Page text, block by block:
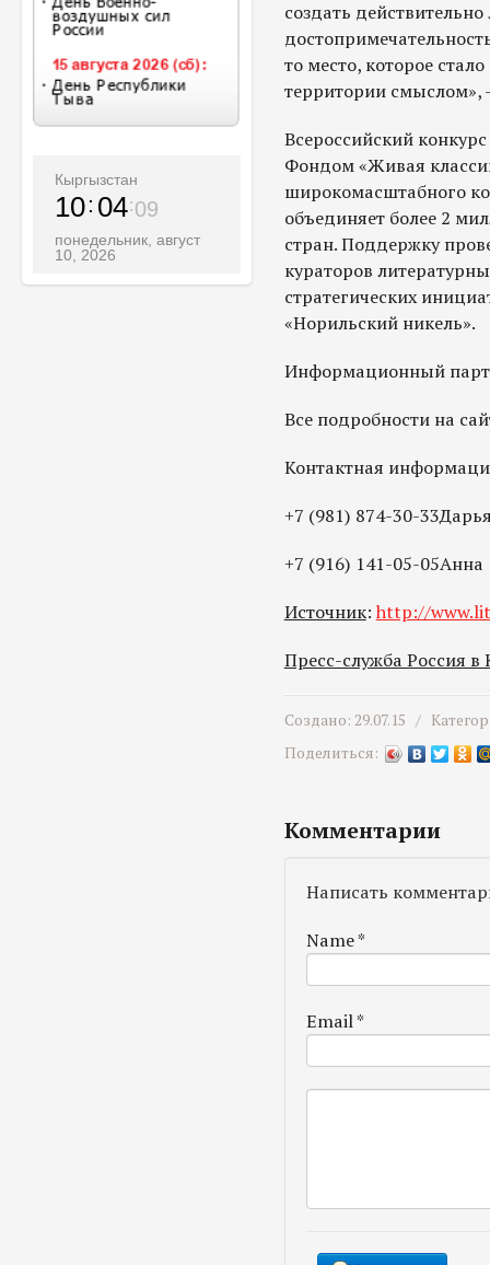
Кыргызстан
10 04 11
понедельник, август
10, 2026
создать
то место, которое
территории
Всероссийский
Фондом «Живая
широкомасштабного
объединяет более 2
стран. Поддержку
кураторов
стратегических
«Норильский никель».
Информационный
Все подробности на
Контактная
+7 (981) 874-30-
+7 (916) 141-05-05Анна
Источник: http://
Пресс-служба Россия в
Создано: 29.07.15 /
Поделиться:
Комментарии
Написать
Name*
Email*